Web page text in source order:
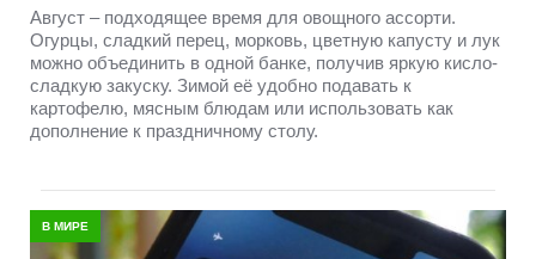
Август – подходящее время для овощного ассорти.
Огурцы, сладкий перец, морковь, цветную капусту и лук
можно объединить в одной банке, получив яркую кисло-
сладкую закуску. Зимой её удобно подавать к
картофелю, мясным блюдам или использовать как
дополнение к праздничному столу.
В МИРЕ